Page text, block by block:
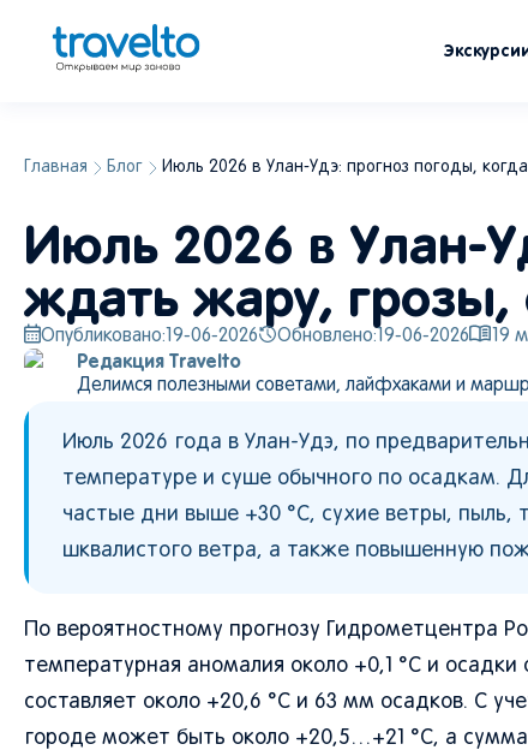
Главная Блог Июль 2026 в Улан-Удэ: прогноз погоды,
Июль 2026 в Улан-
ждать жару, грозы,
Опубликовано: 19-06-2026 Обновлено: 19-06-2026 19
Редакция Travelto
Делимся полезными советами, лайфхаками и
Июль 2026 года в Улан-Удэ, по
температуре и суше обычного по осадкам.
частые дни выше +30 °C, сухие ветры, пыль,
шквалистого ветра, а также повышенную
По вероятностному прогнозу Гидрометцентра
температурная аномалия около +0,1 °C и
составляет около +20,6 °C и 63 мм осадков. С
городе может быть около +20,5…+21 °C, а